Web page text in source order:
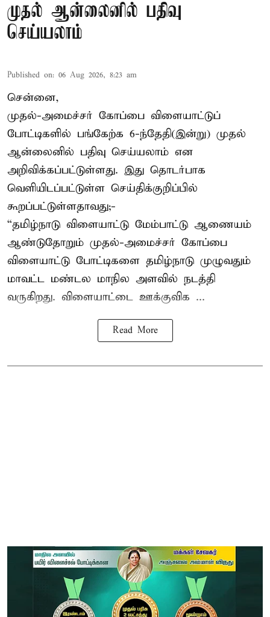
முதல் ஆன்லைனில் பதிவு
செய்யலாம்
Published on: 06 Aug 2026, 8:23 am
சென்னை,
முதல்-அமைச்சர் கோப்பை விளையாட்டுப்
போட்டிகளில் பங்கேற்க 6-ந்தேதி(இன்று) முதல்
ஆன்லைனில் பதிவு செய்யலாம் என
அறிவிக்கப்பட்டுள்ளது. இது தொடர்பாக
வெளியிடப்பட்டுள்ள செய்திக்குறிப்பில்
கூறப்பட்டுள்ளதாவது;-
“தமிழ்நாடு விளையாட்டு மேம்பாட்டு ஆணையம்
ஆண்டுதோறும் முதல்-அமைச்சர் கோப்பை
விளையாட்டு போட்டிகளை தமிழ்நாடு முழுவதும்
மாவட்ட மண்டல மாநில அளவில் நடத்தி
வருகிறது. விளையாட்டை ஊக்குவிக ...
Read More